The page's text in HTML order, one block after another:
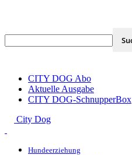
CITY DOG Abo
Aktuelle Ausgabe
CITY DOG-SchnupperBox
City Dog
Hundeerziehung